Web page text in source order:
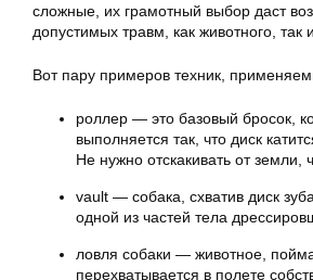
сложные, их грамотный выбор даст
допустимых травм, как животного, так
Вот пару примеров техник,
роллер — это базовый бросок,
выполняется так, что диск
Не нужно отскакивать от земли,
vault — собака, схватив диск
одной из частей тела
ловля собаки — животное,
перехватывается в полете